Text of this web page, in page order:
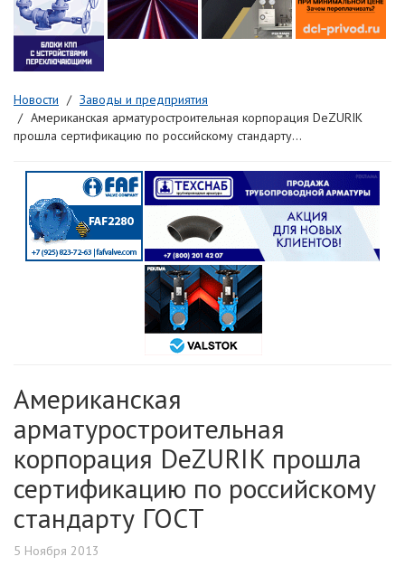
Новости
Заводы и предприятия
Американская арматуростроительная корпорация DeZURIK
прошла сертификацию по российскому стандарту...
Американская
арматуростроительная
корпорация DeZURIK прошла
сертификацию по российскому
стандарту ГОСТ
5 Ноября 2013